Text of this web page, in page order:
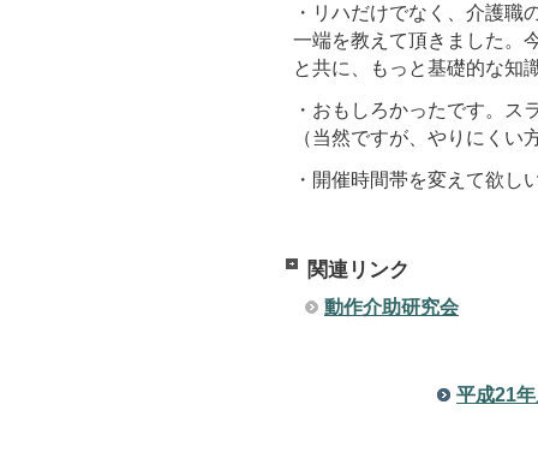
・リハだけでなく、介護職
一端を教えて頂きました。
と共に、もっと基礎的な知
・おもしろかったです。ス
（当然ですが、やりにくい
・開催時間帯を変えて欲し
関連リンク
動作介助研究会
平成21